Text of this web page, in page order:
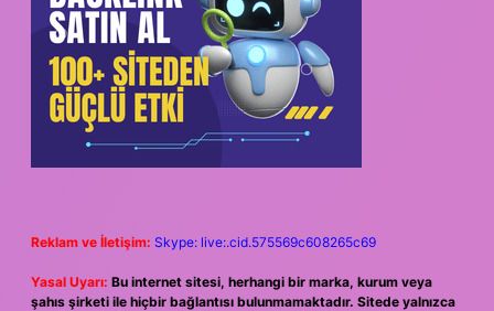
Reklam ve İletişim: Skype: live:.cid.575569c608265c69
Yasal Uyarı: Bu internet sitesi, herhangi bir marka, kurum veya
şahıs şirketi ile hiçbir bağlantısı bulunmamaktadır. Sitede yalnızca